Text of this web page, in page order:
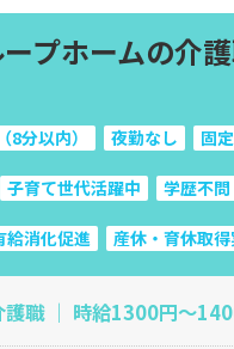
プホームの介
8分以内） 夜勤なし 固
子育て世代活躍中 学歴不問
給消化促進 産休・育休取
護職 ｜ 時給1300円～